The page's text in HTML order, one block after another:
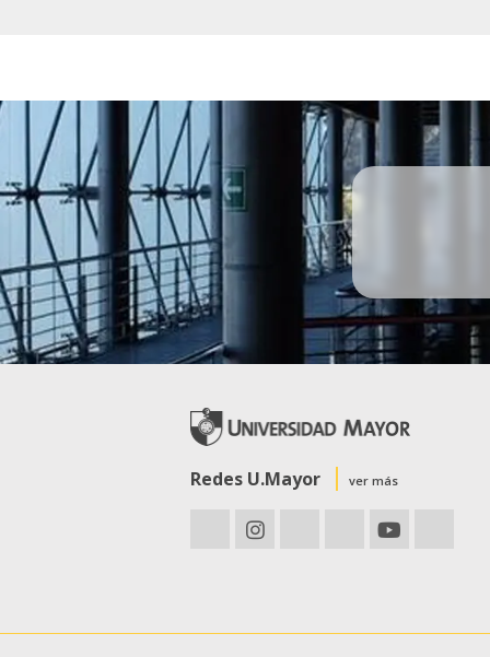
Redes U.Mayor ver más